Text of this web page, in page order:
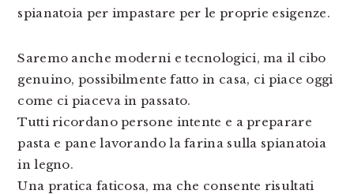
spianatoia per impastare per le proprie esigenze.
Saremo anche moderni e tecnologici, ma il cibo
genuino, possibilmente fatto in casa, ci piace oggi
come ci piaceva in passato.
Tutti ricordano persone intente e a preparare
pasta e pane lavorando la farina sulla spianatoia
in legno.
Una pratica faticosa, ma che consente risultati